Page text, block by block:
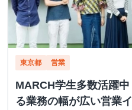
東京都 営業
MARCH学生多数活躍
る業務の幅が広い営業